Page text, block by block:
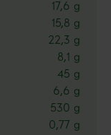
17,6 g
15,8 g
22,3 g
8,1 g
45 g
6,6 g
530 g
0,77 g